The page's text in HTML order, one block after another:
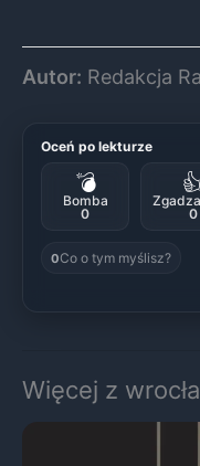
Autor: Redakcja
Oceń po lekturze
💣
Bomba
0
0
0Co o tym myślisz?
Więcej z